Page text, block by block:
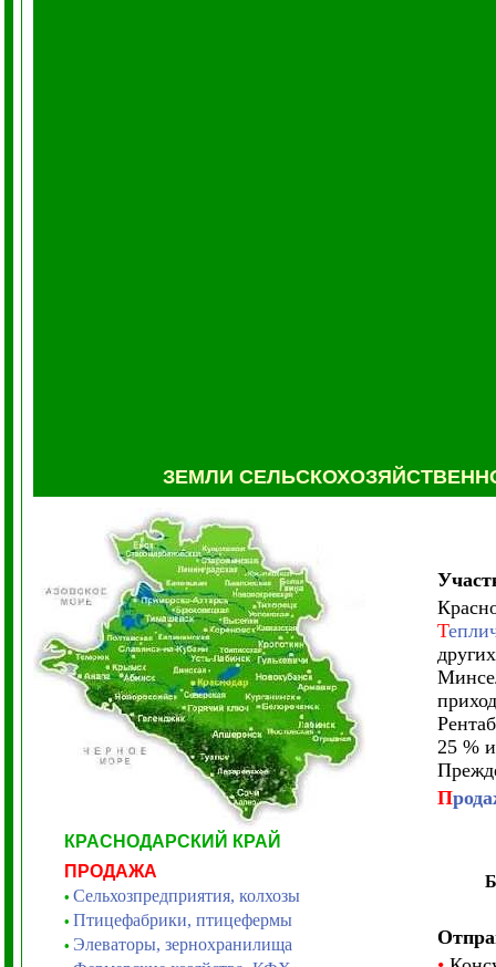
ЗЕМЛИ
КРАСНОДАРСКИЙ КРАЙ
ПРОДАЖА
• Сельхозпредприятия, колхозы
• Птицефабрики, птицефермы
• Элеваторы, зернохранилища
Т
25 %
П